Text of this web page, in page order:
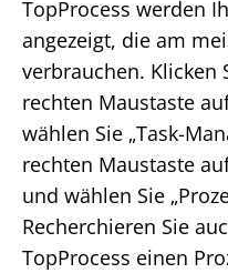
TopProcess werden
angezeigt, die am
verbrauchen.
rechten Maustaste
wählen Sie „Task-
rechten Maustaste
und wählen Sie
Recherchieren Sie
TopProcess einen